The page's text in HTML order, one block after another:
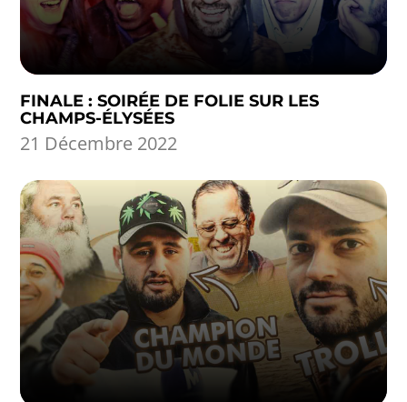
FINALE : SOIRÉE DE FOLIE SUR LES
CHAMPS-ÉLYSÉES
21 Décembre 2022